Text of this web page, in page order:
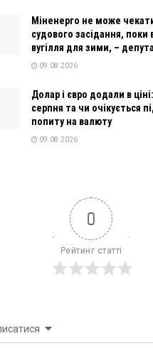
Міненерго не може
судового засідання, поки
вугілля для зими, –
09.08.2026
Долар і євро додали в
серпня та чи очікується
попиту на валюту
09.08.2026
0
Рейтинг статті